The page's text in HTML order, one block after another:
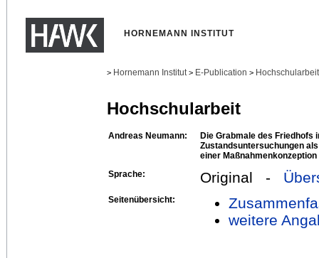
HORNEMANN INSTITUT
> Hornemann Institut > E-Publication >
Hochschularbeit
Andreas Neumann:
Die Grabmale des Friedhofs
Zustandsuntersuchungen
einer Maßnahmenkonzeption
Sprache:
Original -
Seitenübersicht:
weitere